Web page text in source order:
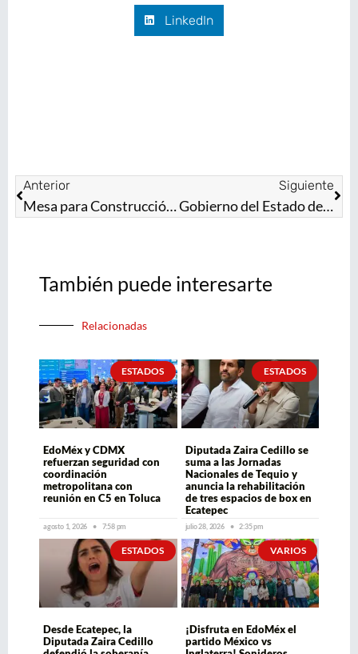
LinkedIn
Anterior
Mesa para Construcción de la Paz realiza acciones en contra de grupos delictivos con presencia en la autopista México-Pachuca
Siguiente
Gobierno del Estado de México y CONEVAL se unen para consolidar un sistema de cuidados en la entidad
También puede interesarte
Relacionadas
ESTADOS
EdoMéx y CDMX
refuerzan seguridad con
coordinación
metropolitana con
reunión en C5 en Toluca
agosto 1, 2026 7:58 pm
ESTADOS
Diputada Zaira Cedillo se
suma a las Jornadas
Nacionales de Tequio y
anuncia la rehabilitación
de tres espacios de box en
Ecatepec
julio 28, 2026 2:35 pm
ESTADOS
Desde Ecatepec, la
Diputada Zaira Cedillo
VARIOS
¡Disfruta en EdoMéx el
partido México vs